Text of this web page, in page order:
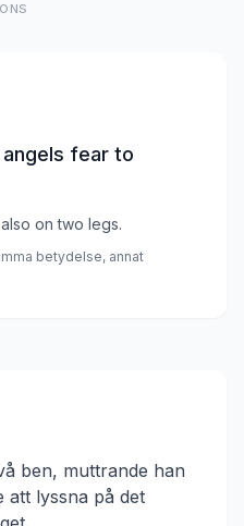
angels fear to
on two legs.
betydelse, annat
ben, muttrande han
att lyssna på det